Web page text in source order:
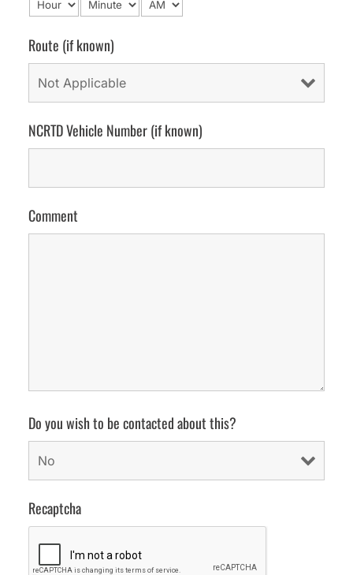
Route (if known)
NCRTD Vehicle Number (if known)
Comment
Do you wish to be contacted about this?
Recaptcha